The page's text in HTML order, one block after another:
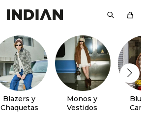
Blazers y
Chaquetas
Monos y
Vestidos